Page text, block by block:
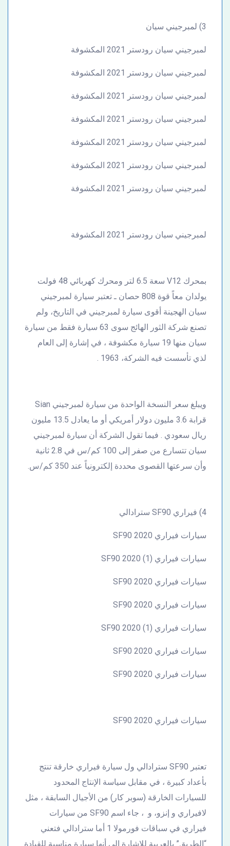
3) لمبرجيني سيان
لمبرجيني سيان رودستر 2021 المكشوفة
لمبرجيني سيان رودستر 2021 المكشوفة
لمبرجيني سيان رودستر 2021 المكشوفة
لمبرجيني سيان رودستر 2021 المكشوفة
لمبرجيني سيان رودستر 2021 المكشوفة
لمبرجيني سيان رودستر 2021 المكشوفة
لمبرجيني سيان رودستر 2021 المكشوفة
لمبرجيني سيان رودستر 2021 المكشوفة
بمحرك V12 سعة 6.5 لتر ومحرك كهربائي 48 فولت
يولدان معاً قوة 808 حصان ـ تعتبر سيارة لمبرجيني
سيان الهجينة أقوى سيارة لمبرجيني في التاريخ، ولم
تصنع شركة الثور الهائج سوى 63 سيارة فقط من سيارة
سيان منها 19 سيارة مكشوفة ، في إشارة إلى العام
لذي تأسست فيه الشركة، 1963 .
ويبلغ سعر النسخة الواحدة من سيارة لمبرجيني Sian
قرابة 3.6 مليون دولار أمريكي أو ما يعادل 13.5 مليون
ريال سعودي . فيما تقول الشركة أن سيارة لمبرجيني
سيان تتسارع من صفر إلى 100 كم/س في 2.8 ثانية
وأن سرعتها القصوى محددة إلكترونياً عند 350 كم/س.
4) فيراري SF90 سترادالي
سيارات فيراري SF90 2020
سيارات فيراري SF90 2020 (1)
سيارات فيراري SF90 2020
سيارات فيراري SF90 2020
سيارات فيراري SF90 2020 (1)
سيارات فيراري SF90 2020
سيارات فيراري SF90 2020
سيارات فيراري SF90 2020
تعتبر SF90 سترادالي ول سيارة فيراري خارقة تنتج
بأعداد كبيرة ، في مقابل سياسة الإنتاج المحدود
للسيارات الخارقة (سوبر كار) من الأجيال السابقة ، مثل
لافيراري و إنزو، و ، جاء اسم SF90 من سيارات
فيراري في سباقات فورمولا 1 أما سترادالي فتعني
“الطريق” بالعربية للإشارة إلى أنها سيارة مناسبة للقيادة